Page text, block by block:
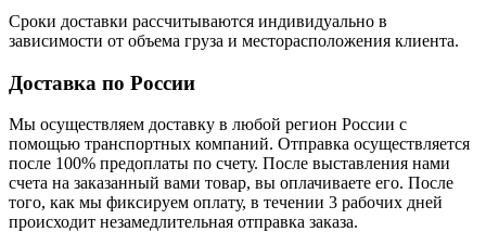
Сроки доставки рассчитываются индивидуально в
зависимости от объема груза и месторасположения клиента.
Доставка по России
Мы осуществляем доставку в любой регион России с
помощью транспортных компаний. Отправка осуществляется
после 100% предоплаты по счету. После выставления нами
счета на заказанный вами товар, вы оплачиваете его. После
того, как мы фиксируем оплату, в течении 3 рабочих дней
происходит незамедлительная отправка заказа.